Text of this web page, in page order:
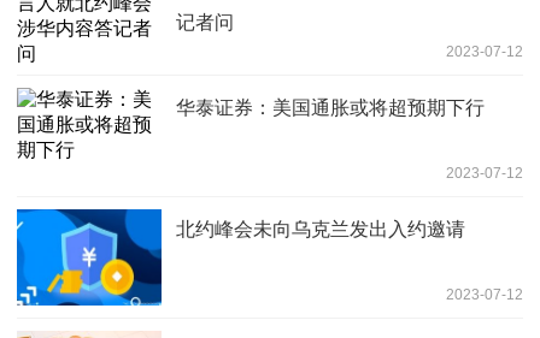
记者问
2023-07-12
华泰证券：美国通胀或将超预期下行
2023-07-12
北约峰会未向乌克兰发出入约邀请
2023-07-12